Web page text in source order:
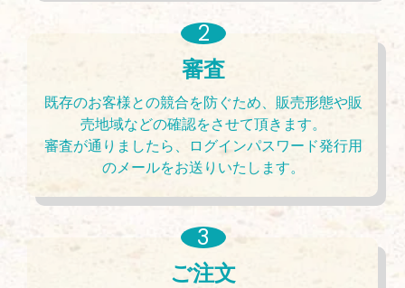
審査
既存のお客様との競合を防ぐため、販売形態や販
売地域などの確認をさせて頂きます。
審査が通りましたら、ログインパスワード発行用
のメールをお送りいたします。
ご注文